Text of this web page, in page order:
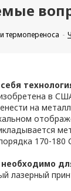
термопереноса
в
на
170-180
лазерный